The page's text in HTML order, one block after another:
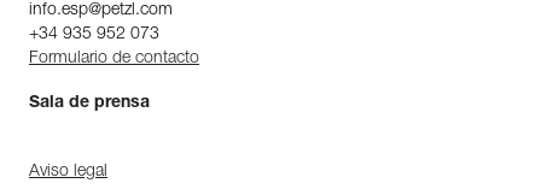
info.esp@petzl.com
+34 935 952 073
Formulario de contacto
Sala de prensa
Aviso legal